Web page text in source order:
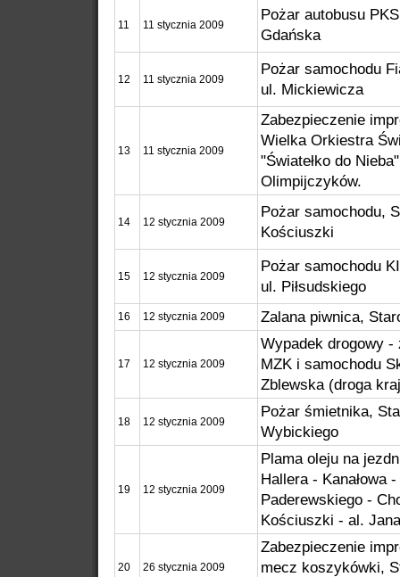
11 11 stycznia 2009
Pożar autobusu
Gdańska
12 11 stycznia 2009
Pożar samochodu
ul. Mickiewicza
13 11 stycznia 2009
Zabezpieczenie
Wielka Orkiestra
"Światełko do
Olimpijczyków.
14 12 stycznia 2009
Pożar samochodu,
Kościuszki
15 12 stycznia 2009
Pożar samochodu
ul. Piłsudskiego
16 12 stycznia 2009 Zalana piwnica,
17 12 stycznia 2009
Wypadek drogowy -
MZK i samochodu
Zblewska (droga
18 12 stycznia 2009
Pożar śmietnika,
Wybickiego
19 12 stycznia 2009
Plama oleju na
Hallera - Kanałowa
Paderewskiego -
Kościuszki - al.
20 26 stycznia 2009
Zabezpieczenie
mecz koszykówki,